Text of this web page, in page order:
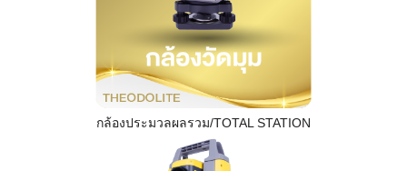
กล้องประมวลผลรวม/TOTAL STATION